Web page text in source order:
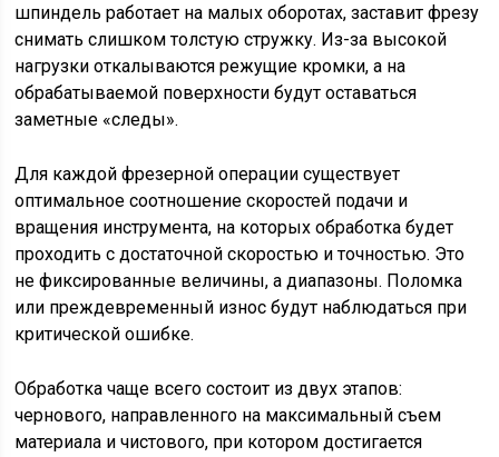
шпиндель работает на малых оборотах, заставит фрезу
снимать слишком толстую стружку. Из-за высокой
нагрузки откалываются режущие кромки, а на
обрабатываемой поверхности будут оставаться
заметные «следы».
Для каждой фрезерной операции существует
оптимальное соотношение скоростей подачи и
вращения инструмента, на которых обработка будет
проходить с достаточной скоростью и точностью. Это
не фиксированные величины, а диапазоны. Поломка
или преждевременный износ будут наблюдаться при
критической ошибке.
Обработка чаще всего состоит из двух этапов:
чернового, направленного на максимальный съем
материала и чистового, при котором достигается